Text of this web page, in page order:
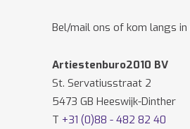
Bel/mail ons of kom langs in
Artiestenburo2010 BV
St. Servatiusstraat 2
5473 GB Heeswijk-Dinther
T +31 (0)88 - 482 82 40